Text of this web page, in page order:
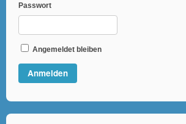
Passwort
Angemeldet bleiben